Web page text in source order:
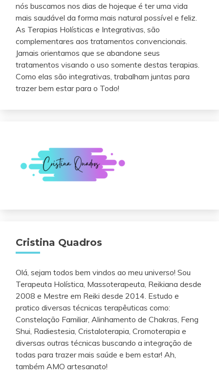
nós buscamos nos dias de hojeque é ter uma vida
mais saudável da forma mais natural possível e feliz.
As Terapias Holísticas e Integrativas, são
complementares aos tratamentos convencionais.
Jamais orientamos que se abandone seus
tratamentos visando o uso somente destas terapias.
Como elas são integrativas, trabalham juntas para
trazer bem estar para o Todo!
Cristina Quadros
Olá, sejam todos bem vindos ao meu universo! Sou
Terapeuta Holística, Massoterapeuta, Reikiana desde
2008 e Mestre em Reiki desde 2014. Estudo e
pratico diversas técnicas terapêuticas como:
Constelação Familiar, Alinhamento de Chakras, Feng
Shui, Radiestesia, Cristaloterapia, Cromoterapia e
diversas outras técnicas buscando a integração de
todas para trazer mais saúde e bem estar! Ah,
também AMO artesanato!